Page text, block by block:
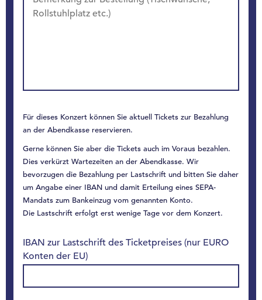
Für dieses Konzert können Sie aktuell Tickets zur Bezahlung
an der Abendkasse reservieren.
Gerne können Sie aber die Tickets auch im Voraus bezahlen.
Dies verkürzt Wartezeiten an der Abendkasse. Wir
bevorzugen die Bezahlung per Lastschrift und bitten Sie daher
um Angabe einer IBAN und damit Erteilung eines SEPA-
Mandats zum Bankeinzug vom genannten Konto.
Die Lastschrift erfolgt erst wenige Tage vor dem Konzert.
IBAN zur Lastschrift des Ticketpreises (nur EURO
Konten der EU)